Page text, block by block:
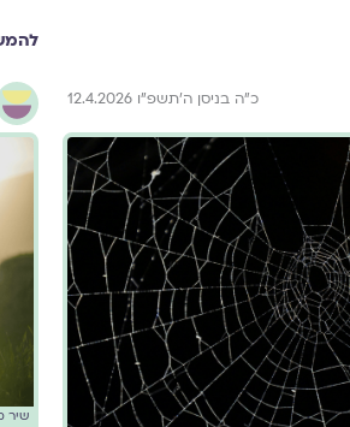
כ״ה בניסן ה׳תשפ״ו 12.4.2026
שיר